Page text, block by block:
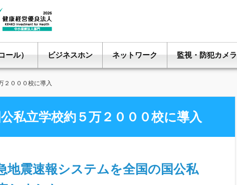
ール） ビジネスホン ネットワーク 監視・防犯カメラ
２０００校に導入
私立学校約５万２０００校に導入
地震速報システムを全国の国公私